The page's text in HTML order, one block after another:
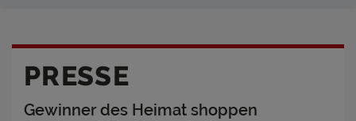
PRESSE
Gewinner des Heimat shoppen